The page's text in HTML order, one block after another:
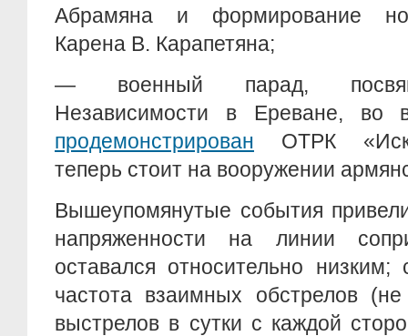
Абрамяна и формирование
Карена В. Карапетяна;
— военный парад,
Независимости в Ереване, во
продемонстрирован ОТРК
теперь стоит на вооружении
Вышеупомянутые события
напряженности на линии
оставался относительно низким;
частота взаимных обстрелов
выстрелов в сутки с каждой